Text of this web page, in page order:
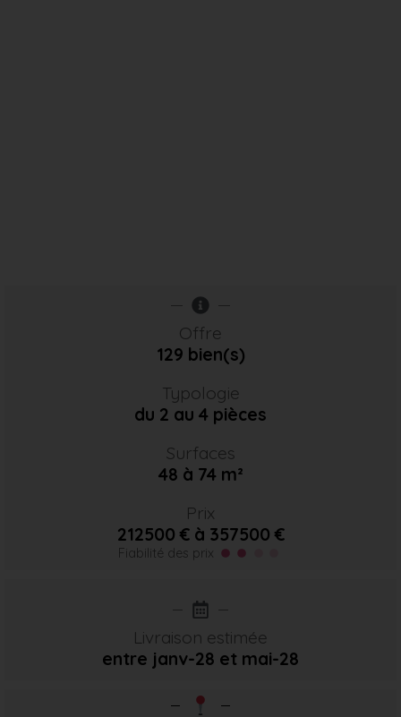
Offre
129 bien(s)
Typologie
du 2 au 4 pièces
Surfaces
48 à 74 m²
Prix
212500 € à 357500 €
Fiabilité des prix
Livraison estimée
entre janv-28 et mai-28